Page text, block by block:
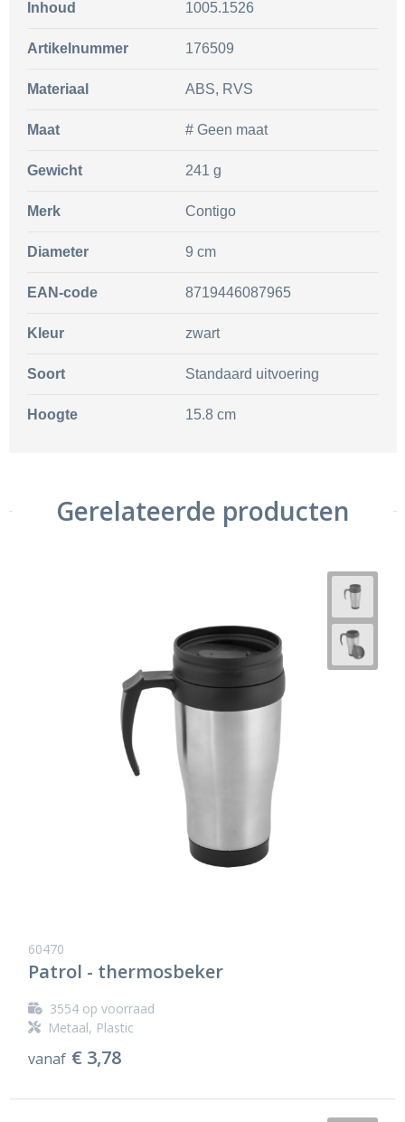
Inhoud 1005.1526
Artikelnummer 176509
Materiaal ABS, RVS
Maat # Geen maat
Gewicht 241 g
Merk Contigo
Diameter 9 cm
EAN-code 8719446087965
Kleur zwart
Soort Standaard uitvoering
Hoogte 15.8 cm
Gerelateerde producten
60470
Patrol - thermosbeker
3554op voorraad
Metaal, Plastic
vanaf € 3,78